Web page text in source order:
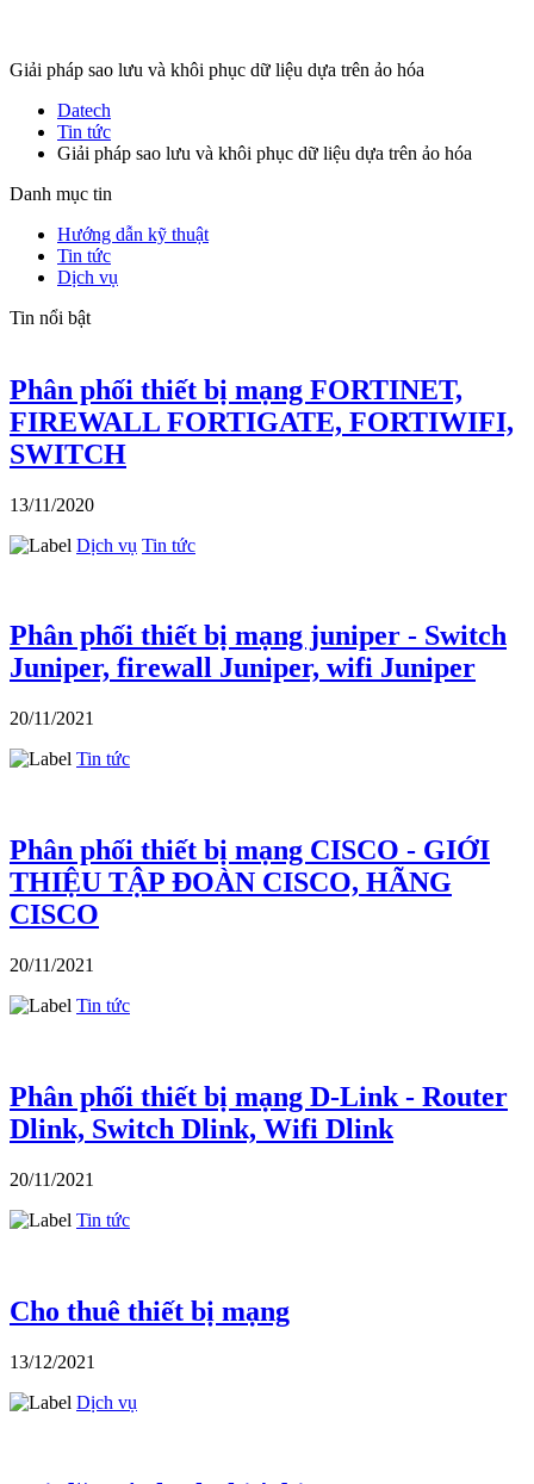
Giải pháp sao lưu và khôi phục dữ liệu dựa trên ảo hóa
Datech
Tin tức
Giải pháp sao lưu và khôi phục dữ liệu dựa trên ảo hóa
Danh mục tin
Hướng dẫn kỹ thuật
Tin tức
Dịch vụ
Tin nổi bật
Phân phối thiết bị mạng FORTINET,
FIREWALL FORTIGATE, FORTIWIFI,
SWITCH
13/11/2020
Dịch vụ Tin tức
Phân phối thiết bị mạng juniper - Switch
Juniper, firewall Juniper, wifi Juniper
20/11/2021
Tin tức
Phân phối thiết bị mạng CISCO - GIỚI
THIỆU TẬP ĐOÀN CISCO, HÃNG
CISCO
20/11/2021
Tin tức
Phân phối thiết bị mạng D-Link - Router
Dlink, Switch Dlink, Wifi Dlink
20/11/2021
Tin tức
Cho thuê thiết bị mạng
13/12/2021
Dịch vụ